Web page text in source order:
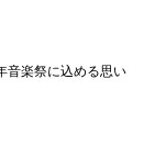
音楽祭に込める思い